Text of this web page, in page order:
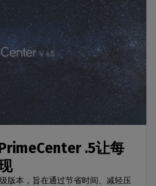
.5让每
版本，旨在通过节省时间、减轻压